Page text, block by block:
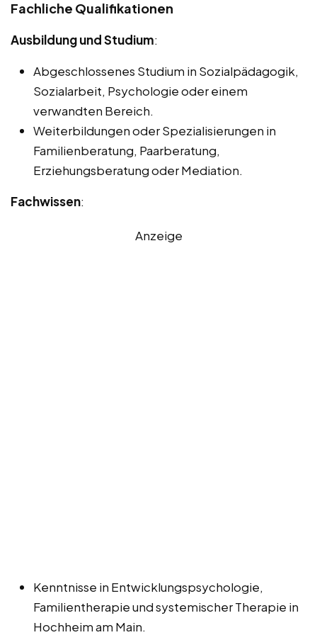
Fachliche Qualifikationen
Ausbildung und Studium:
Abgeschlossenes Studium in Sozialpädagogik,
Sozialarbeit, Psychologie oder einem
verwandten Bereich.
Weiterbildungen oder Spezialisierungen in
Familienberatung, Paarberatung,
Erziehungsberatung oder Mediation.
Fachwissen:
Anzeige
Kenntnisse in Entwicklungspsychologie,
Familientherapie und systemischer Therapie in
Hochheim am Main.